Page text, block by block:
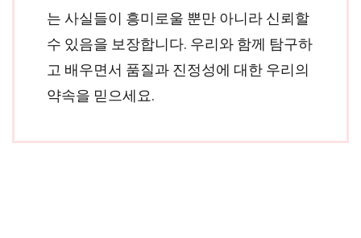
는 사실들이 흥미로울 뿐만 아니라 신뢰할
수 있음을 보장합니다. 우리와 함께 탐구하
고 배우면서 품질과 진정성에 대한 우리의
약속을 믿으세요.